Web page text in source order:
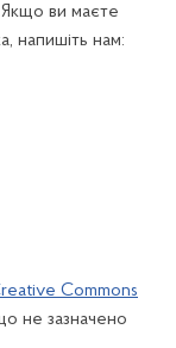
ви маєте
напишіть нам:
Commons
не зазначено